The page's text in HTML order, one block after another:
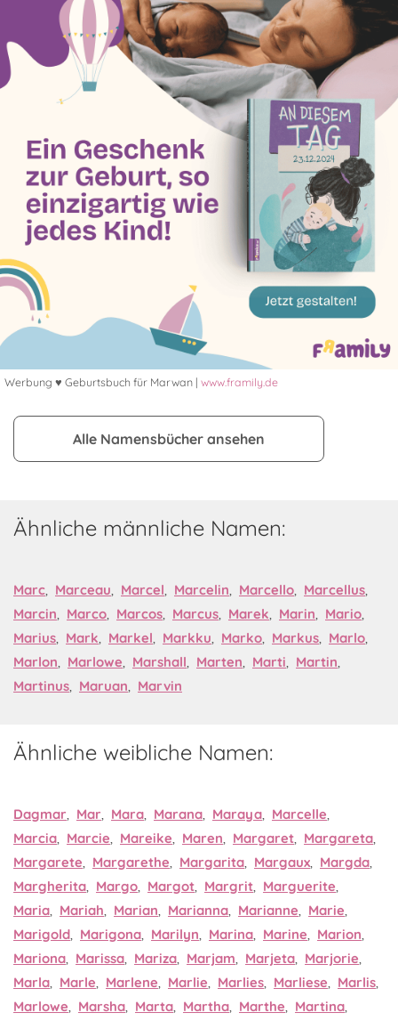
Werbung ♥ Geburtsbuch für Marwan | www.framily.de
Alle Namensbücher ansehen
Ähnliche männliche Namen:
Marc, Marceau, Marcel, Marcelin, Marcello, Marcellus,
Marcin, Marco, Marcos, Marcus, Marek, Marin, Mario,
Marius, Mark, Markel, Markku, Marko, Markus, Marlo,
Marlon, Marlowe, Marshall, Marten, Marti, Martin,
Martinus, Maruan, Marvin
Ähnliche weibliche Namen:
Dagmar, Mar, Mara, Marana, Maraya, Marcelle,
Marcia, Marcie, Mareike, Maren, Margaret, Margareta,
Margarete, Margarethe, Margarita, Margaux, Margda,
Margherita, Margo, Margot, Margrit, Marguerite,
Maria, Mariah, Marian, Marianna, Marianne, Marie,
Marigold, Marigona, Marilyn, Marina, Marine, Marion,
Mariona, Marissa, Mariza, Marjam, Marjeta, Marjorie,
Marla, Marle, Marlene, Marlie, Marlies, Marliese, Marlis,
Marlowe, Marsha, Marta, Martha, Marthe, Martina,